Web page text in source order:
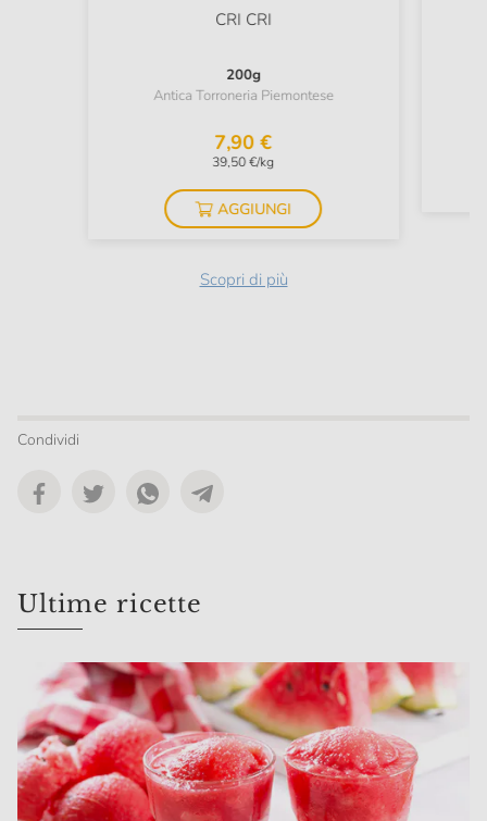
CRI CRI
200g
Antica Torroneria Piemontese
7,90 €
39,50 €/kg
AGGIUNGI
Scopri di più
Condividi
Ultime ricette